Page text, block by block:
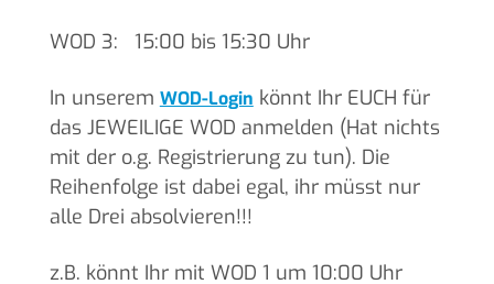
WOD 3: 15:00 bis 15:30 Uhr
In unserem WOD-Login könnt Ihr EUCH für
das JEWEILIGE WOD anmelden (Hat nichts
mit der o.g. Registrierung zu tun). Die
Reihenfolge ist dabei egal, ihr müsst nur
alle Drei absolvieren!!!
z.B. könnt Ihr mit WOD 1 um 10:00 Uhr